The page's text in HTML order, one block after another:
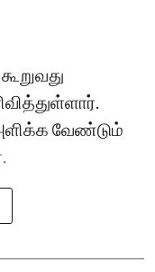
வேண்டும்